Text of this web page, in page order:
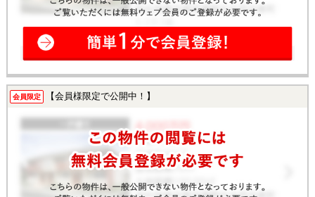
会員限定 【会員様限定で公開中！】